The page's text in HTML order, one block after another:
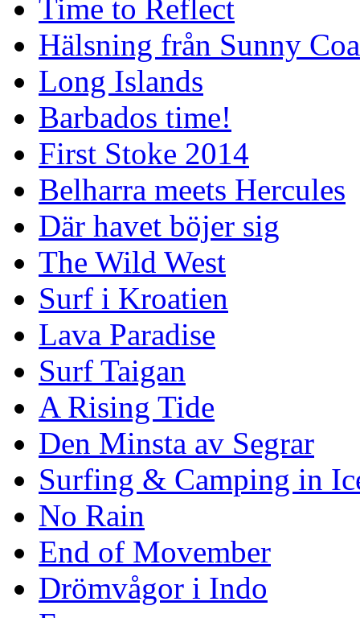
Time to Reflect
Hälsning från Sunny
Long Islands
Barbados time!
First Stoke 2014
Belharra meets Hercules
Där havet böjer sig
The Wild West
Surf i Kroatien
Lava Paradise
Surf Taigan
A Rising Tide
Den Minsta av Segrar
Surfing & Camping in
No Rain
End of Movember
Drömvågor i Indo